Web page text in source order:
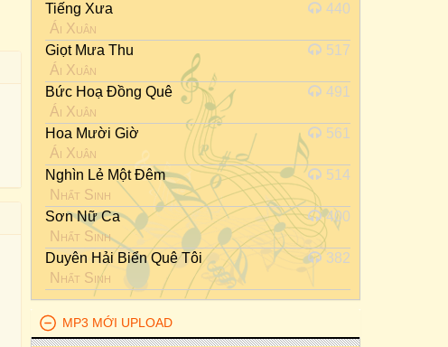
Tiếng Xưa
Ái Xuân
440
Giọt Mưa Thu
Ái Xuân
517
Bức Hoạ Đồng Quê
Ái Xuân
491
Hoa Mười Giờ
Ái Xuân
561
Nghìn Lẻ Một Đêm
Nhất Sinh
514
Sơn Nữ Ca
Nhất Sinh
400
Duyên Hải Biển Quê Tôi
Nhất Sinh
382
MP3 MỚI UPLOAD